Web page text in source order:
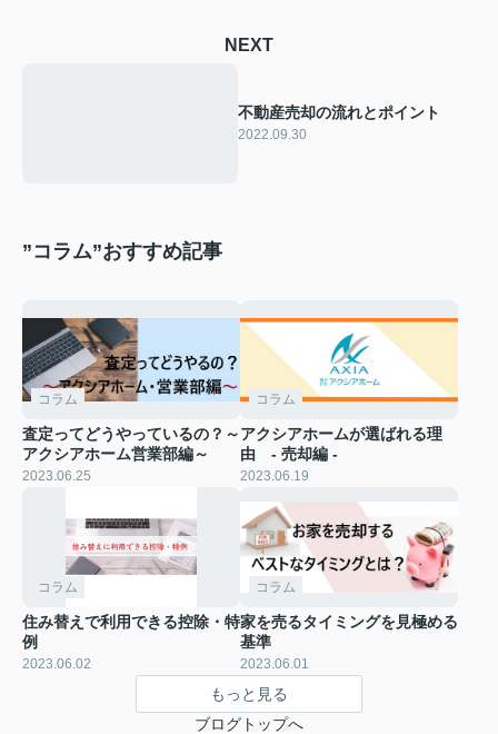
NEXT
不動産売却の流れとポイント
2022.09.30
”コラム”おすすめ記事
コラム
査定ってどうやっているの？～
アクシアホーム営業部編～
2023.06.25
コラム
アクシアホームが選ばれる理
由 - 売却編 -
2023.06.19
コラム
住み替えで利用できる控除・特
例
2023.06.02
コラム
家を売るタイミングを見極める
基準
2023.06.01
もっと見る
ブログトップへ